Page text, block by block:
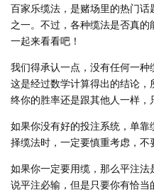
百家乐缆法，是赌场里的热门
之一。不过，各种缆法是否真
一起来看看吧！
我们得承认一点，没有任何一种
这是经过数学计算得出的结论
终你的胜率还是跟其他人一样，
如果你没有好的投注系统，单
择缆法时，一定要慎重考虑，不
如果你一定要用缆，那么平注
说平注必输，但是只要你有恰